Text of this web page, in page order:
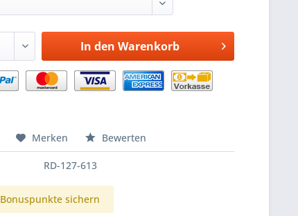
In den Warenkorb
Merken Bewerten
RD-127-613
Bonuspunkte sichern